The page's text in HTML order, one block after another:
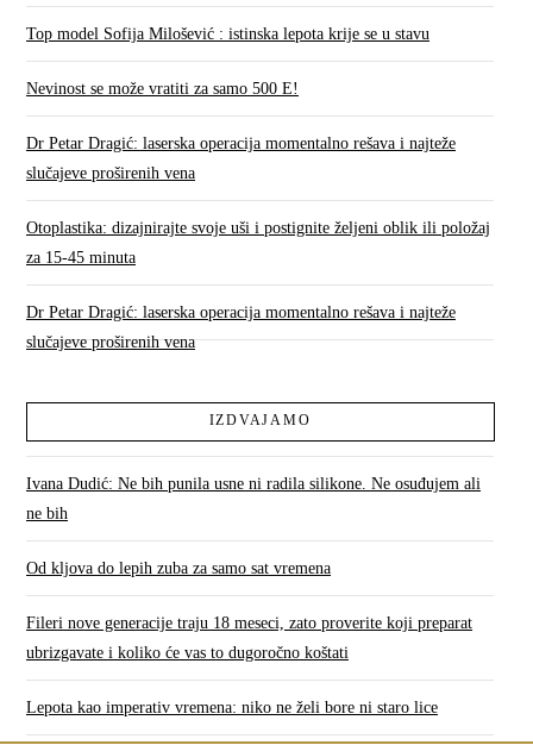
Top model Sofija Milošević : istinska lepota krije se u stavu
Nevinost se može vratiti za samo 500 E!
Dr Petar Dragić: laserska operacija momentalno rešava i najteže
slučajeve proširenih vena
Otoplastika: dizajnirajte svoje uši i postignite željeni oblik ili položaj
za 15-45 minuta
Dr Petar Dragić: laserska operacija momentalno rešava i najteže
slučajeve proširenih vena
IZDVAJAMO
Ivana Dudić: Ne bih punila usne ni radila silikone. Ne osuđujem ali
ne bih
Od kljova do lepih zuba za samo sat vremena
Fileri nove generacije traju 18 meseci, zato proverite koji preparat
ubrizgavate i koliko će vas to dugoročno koštati
Lepota kao imperativ vremena: niko ne želi bore ni staro lice